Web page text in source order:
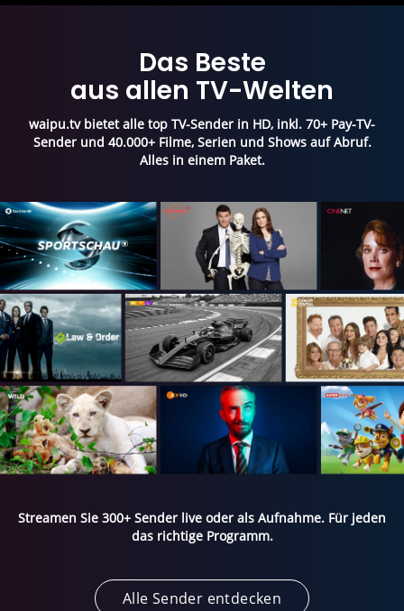
Das Beste
aus allen TV-Welten
waipu.tv bietet alle top TV-Sender in HD, inkl. 70+ Pay-TV-
Sender und 40.000+ Filme, Serien und Shows auf Abruf.
Alles in einem Paket.
Streamen Sie 300+ Sender live oder als Aufnahme. Für jeden
das richtige Programm.
Alle Sender entdecken